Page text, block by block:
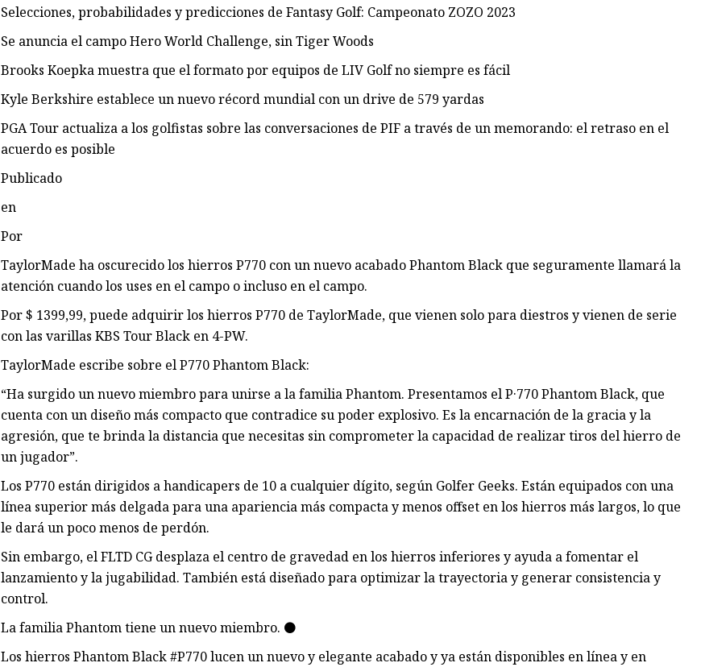
Selecciones, probabilidades y predicciones de Fantasy Golf: Campeonato ZOZO 2023
Se anuncia el campo Hero World Challenge, sin Tiger Woods
Brooks Koepka muestra que el formato por equipos de LIV Golf no siempre es fácil
Kyle Berkshire establece un nuevo récord mundial con un drive de 579 yardas
PGA Tour actualiza a los golfistas sobre las conversaciones de PIF a través de un memorando: el retraso en el
acuerdo es posible
Publicado
en
Por
TaylorMade ha oscurecido los hierros P770 con un nuevo acabado Phantom Black que seguramente llamará la
atención cuando los uses en el campo o incluso en el campo.
Por $ 1399,99, puede adquirir los hierros P770 de TaylorMade, que vienen solo para diestros y vienen de serie
con las varillas KBS Tour Black en 4-PW.
TaylorMade escribe sobre el P770 Phantom Black:
“Ha surgido un nuevo miembro para unirse a la familia Phantom. Presentamos el P·770 Phantom Black, que
cuenta con un diseño más compacto que contradice su poder explosivo. Es la encarnación de la gracia y la
agresión, que te brinda la distancia que necesitas sin comprometer la capacidad de realizar tiros del hierro de
un jugador”.
Los P770 están dirigidos a handicapers de 10 a cualquier dígito, según Golfer Geeks. Están equipados con una
línea superior más delgada para una apariencia más compacta y menos offset en los hierros más largos, lo que
le dará un poco menos de perdón.
Sin embargo, el FLTD CG desplaza el centro de gravedad en los hierros inferiores y ayuda a fomentar el
lanzamiento y la jugabilidad. También está diseñado para optimizar la trayectoria y generar consistencia y
control.
La familia Phantom tiene un nuevo miembro. ⚫
Los hierros Phantom Black #P770 lucen un nuevo y elegante acabado y ya están disponibles en línea y en